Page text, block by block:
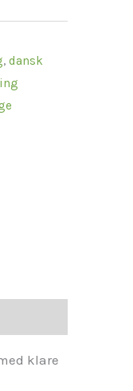
,dansk
klare